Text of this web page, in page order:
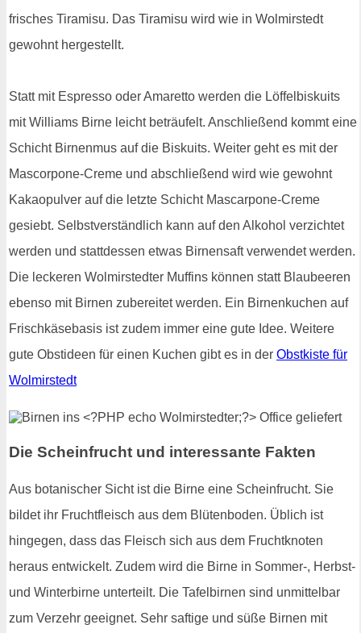
frisches Tiramisu. Das Tiramisu wird wie in Wolmirstedt
gewohnt hergestellt.
Statt mit Espresso oder Amaretto werden die Löffelbiskuits
mit Williams Birne leicht beträufelt. Anschließend kommt eine
Schicht Birnenmus auf die Biskuits. Weiter geht es mit der
Mascorpone-Creme und abschließend wird wie gewohnt
Kakaopulver auf die letzte Schicht Mascarpone-Creme
gesiebt. Selbstverständlich kann auf den Alkohol verzichtet
werden und stattdessen etwas Birnensaft verwendet werden.
Die leckeren Wolmirstedter Muffins können statt Blaubeeren
ebenso mit Birnen zubereitet werden. Ein Birnenkuchen auf
Frischkäsebasis ist zudem immer eine gute Idee. Weitere
gute Obstideen für einen Kuchen gibt es in der Obstkiste für
Wolmirstedt
Die Scheinfrucht und interessante Fakten
Aus botanischer Sicht ist die Birne eine Scheinfrucht. Sie
bildet ihr Fruchtfleisch aus dem Blütenboden. Üblich ist
hingegen, dass das Fleisch sich aus dem Fruchtknoten
heraus entwickelt. Zudem wird die Birne in Sommer-, Herbst-
und Winterbirne unterteilt. Die Tafelbirnen sind unmittelbar
zum Verzehr geeignet. Sehr saftige und süße Birnen mit